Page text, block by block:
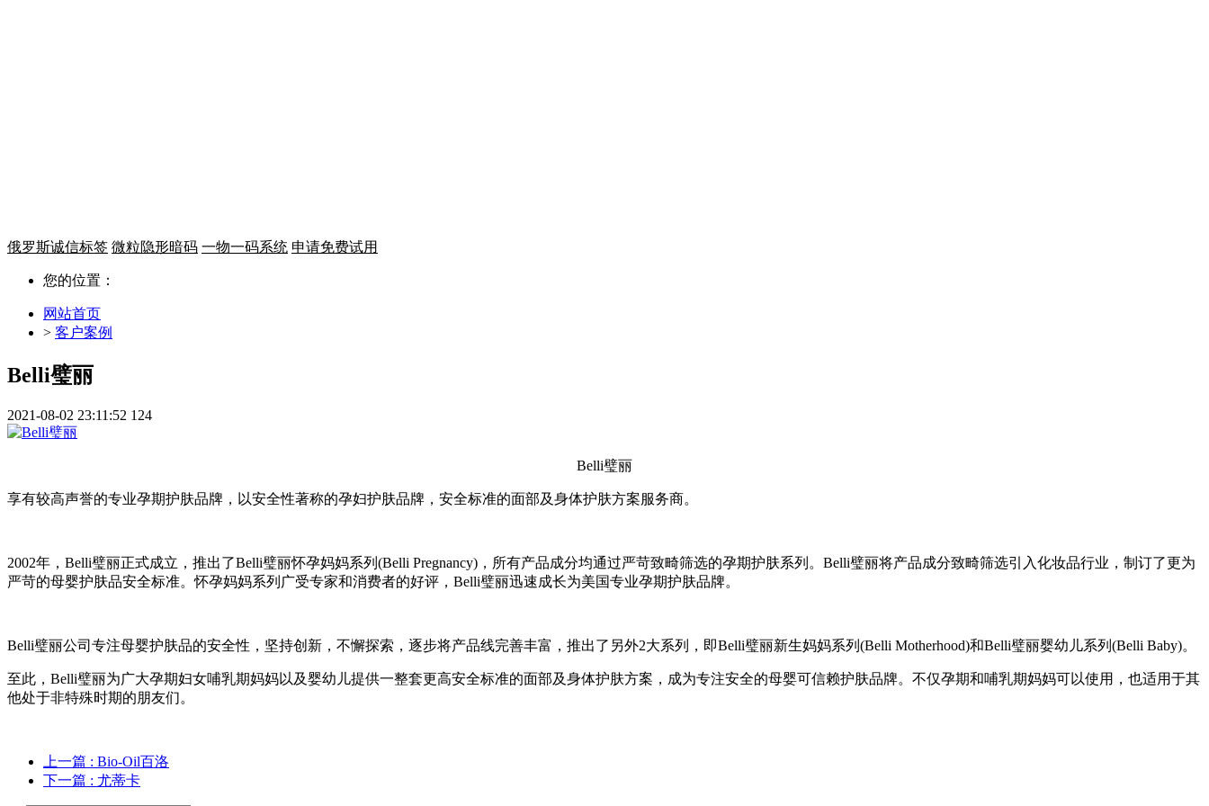
俄罗斯诚信标签 微粒隐形暗码 一物一码系统 申请免费试用
您的位置：
网站首页
> 客户案例
Belli璧丽
2021-08-02 23:11:52 124
Belli璧丽
享有较高声誉的专业孕期护肤品牌，以安全性著称的孕妇护肤品牌，安全标准的面部及身体护肤方案服务商。
2002年，Belli璧丽正式成立，推出了Belli璧丽怀孕妈妈系列(Belli Pregnancy)，所有产品成分均通过严苛致畸筛选的孕期护肤系列。Belli璧丽将产品成分致畸筛选引入化妆品行业，制订了更为
严苛的母婴护肤品安全标准。怀孕妈妈系列广受专家和消费者的好评，Belli璧丽迅速成长为美国专业孕期护肤品牌。
Belli璧丽公司专注母婴护肤品的安全性，坚持创新，不懈探索，逐步将产品线完善丰富，推出了另外2大系列，即Belli璧丽新生妈妈系列(Belli Motherhood)和Belli璧丽婴幼儿系列(Belli Baby)。
至此，Belli璧丽为广大孕期妇女哺乳期妈妈以及婴幼儿提供一整套更高安全标准的面部及身体护肤方案，成为专注安全的母婴可信赖护肤品牌。不仅孕期和哺乳期妈妈可以使用，也适用于其
他处于非特殊时期的朋友们。
上一篇 : Bio-Oil百洛
下一篇 : 尤蒂卡